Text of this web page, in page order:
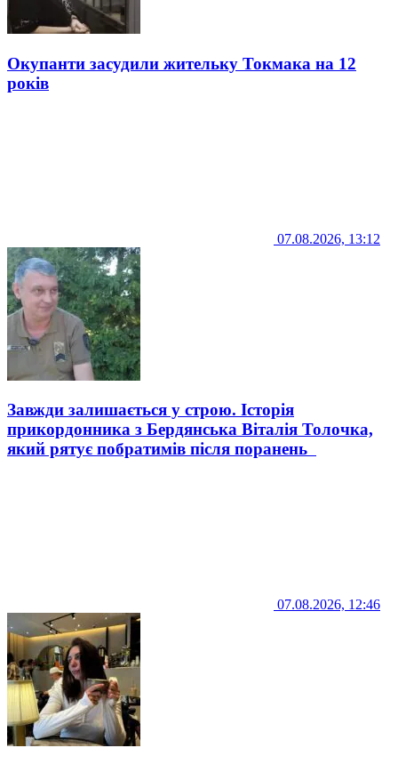
Окупанти засудили жительку Токмака на 12
років
07.08.2026, 13:12
Завжди залишається у строю. Історія
прикордонника з Бердянська Віталія Толочка,
який рятує побратимів після поранень
07.08.2026, 12:46